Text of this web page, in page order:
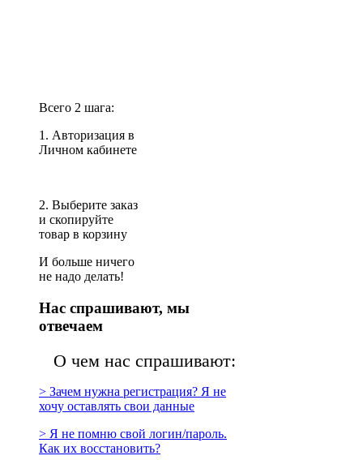
Всего 2 шага:
1. Авторизация в
Личном кабинете
2. Выберите заказ
и скопируйте
товар в корзину
И больше ничего
не надо делать!
Нас спрашивают, мы
отвечаем
О чем нас спрашивают:
> Зачем нужна регистрация? Я не
хочу оставлять свои данные
> Я не помню свой логин/пароль.
Как их восстановить?